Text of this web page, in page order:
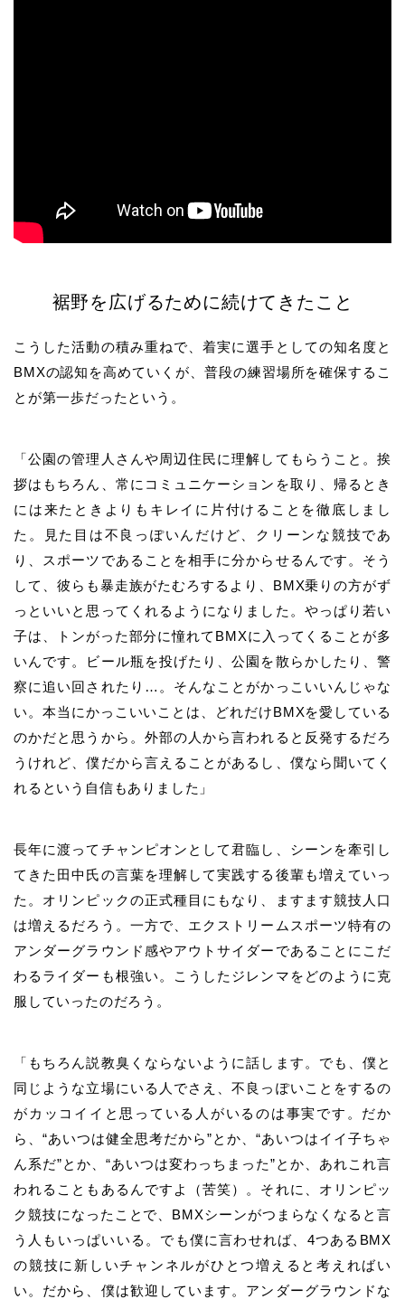
裾野を広げるために続けてきたこと
こうした活動の積み重ねで、着実に選手としての知名度と
BMXの認知を高めていくが、普段の練習場所を確保するこ
とが第一歩だったという。
「公園の管理人さんや周辺住民に理解してもらうこと。挨
拶はもちろん、常にコミュニケーションを取り、帰るとき
には来たときよりもキレイに片付けることを徹底しまし
た。見た目は不良っぽいんだけど、クリーンな競技であ
り、スポーツであることを相手に分からせるんです。そう
して、彼らも暴走族がたむろするより、BMX乗りの方がず
っといいと思ってくれるようになりました。やっぱり若い
子は、トンがった部分に憧れてBMXに入ってくることが多
いんです。ビール瓶を投げたり、公園を散らかしたり、警
察に追い回されたり…。そんなことがかっこいいんじゃな
い。本当にかっこいいことは、どれだけBMXを愛している
のかだと思うから。外部の人から言われると反発するだろ
うけれど、僕だから言えることがあるし、僕なら聞いてく
れるという自信もありました」
長年に渡ってチャンピオンとして君臨し、シーンを牽引し
てきた田中氏の言葉を理解して実践する後輩も増えていっ
た。オリンピックの正式種目にもなり、ますます競技人口
は増えるだろう。一方で、エクストリームスポーツ特有の
アンダーグラウンド感やアウトサイダーであることにこだ
わるライダーも根強い。こうしたジレンマをどのように克
服していったのだろう。
「もちろん説教臭くならないように話します。でも、僕と
同じような立場にいる人でさえ、不良っぽいことをするの
がカッコイイと思っている人がいるのは事実です。だか
ら、“あいつは健全思考だから”とか、“あいつはイイ子ちゃ
ん系だ”とか、“あいつは変わっちまった”とか、あれこれ言
われることもあるんですよ（苦笑）。それに、オリンピッ
ク競技になったことで、BMXシーンがつまらなくなると言
う人もいっぱいいる。でも僕に言わせれば、4つあるBMX
の競技に新しいチャンネルがひとつ増えると考えればい
い。だから、僕は歓迎しています。アンダーグラウンドな